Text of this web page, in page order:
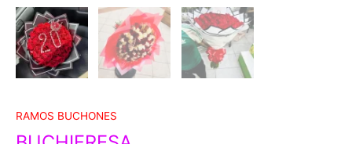
RAMOS BUCHONES